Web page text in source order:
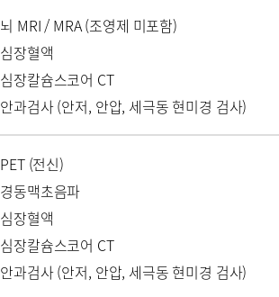
뇌 MRI / MRA (조영제 미포함)
심장혈액
심장칼슘스코어 CT
안과검사 (안저, 안압, 세극동 현미경 검사)
PET (전신)
경동맥초음파
심장혈액
심장칼슘스코어 CT
안과검사 (안저, 안압, 세극동 현미경 검사)